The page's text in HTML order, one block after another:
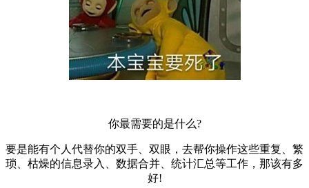
你最需要的是什么?
要是能有个人代替你的双手、双眼，去帮你操作这些重复、繁
琐、枯燥的信息录入、数据合并、统计汇总等工作，那该有多
好!